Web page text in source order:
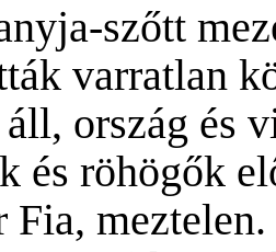
szőtt
varratlan
ország és
és röhögők
Fia,